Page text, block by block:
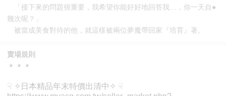
「接下來的問題很重要，我希望你能好好地回答我…，你一天自●
幾次呢？」
被當成美食對待的他，就這樣被兩位夢魔帶回家『培育』著。
賣場規則